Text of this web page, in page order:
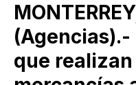
que